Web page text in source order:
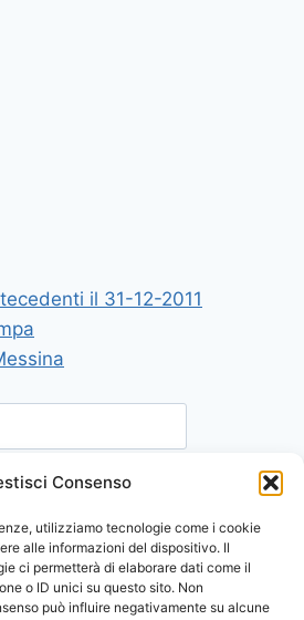
Consenso
utilizziamo tecnologie come i cookie
alle informazioni del dispositivo. Il
ci permetterà di elaborare dati come il
o ID unici su questo sito. Non
può influire negativamente su alcune
il 31-12-2011